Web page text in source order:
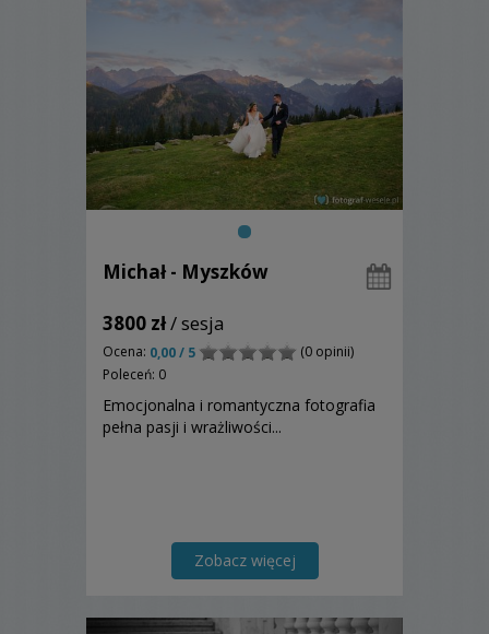
Michał - Myszków
3800 zł/ sesja
Ocena: 0,00 / 5
(0 opinii)
Poleceń: 0
Emocjonalna i romantyczna fotografia
pełna pasji i wrażliwości...
Zobacz więcej